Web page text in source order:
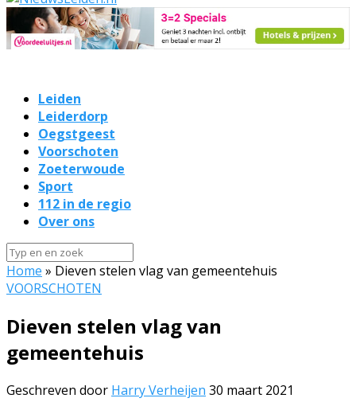
Leiden
Leiderdorp
Oegstgeest
Voorschoten
Zoeterwoude
Sport
112 in de regio
Over ons
Home » Dieven stelen vlag van gemeentehuis
VOORSCHOTEN
Dieven stelen vlag van
gemeentehuis
Geschreven door Harry Verheijen 30 maart 2021